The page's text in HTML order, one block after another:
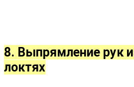
8. Выпрямление рук
локтях